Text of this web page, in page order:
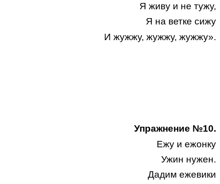
Я живу и не тужу,
Я на ветке сижу
И жужжу, жужжу, жужжу».
Упражнение №10.
Ежу и ежонку
Ужин нужен.
Дадим ежевики